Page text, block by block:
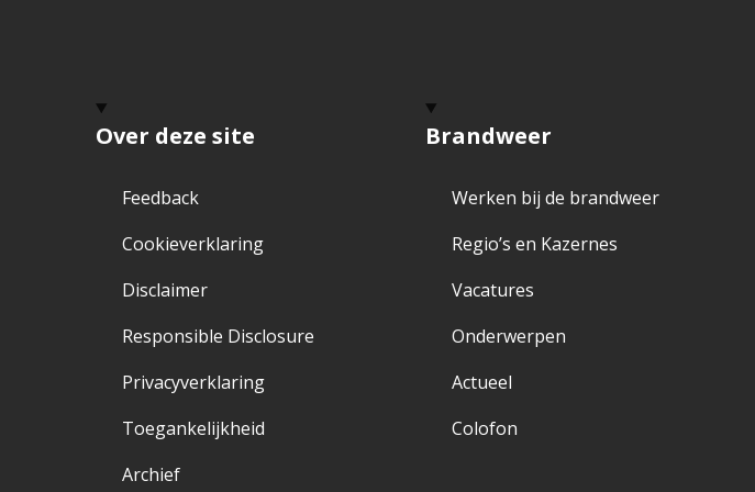
Over deze site
Feedback
Cookieverklaring
Disclaimer
Responsible Disclosure
Privacyverklaring
Toegankelijkheid
Archief
Brandweer
Werken bij de brandweer
Regio’s en Kazernes
Vacatures
Onderwerpen
Actueel
Colofon